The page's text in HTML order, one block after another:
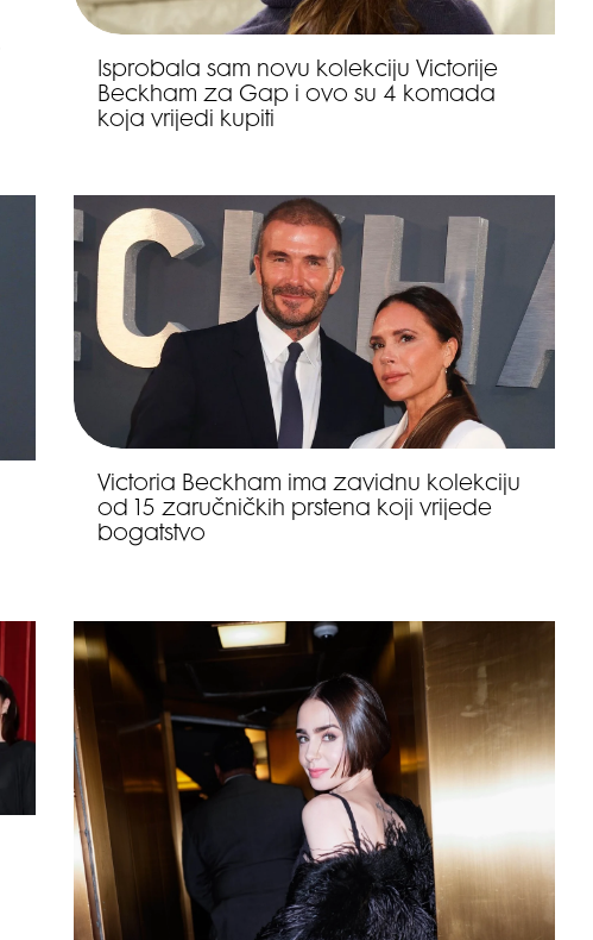
Isprobala sam novu kolekciju Victorije
Beckham za Gap i ovo su 4 komada
koja vrijedi kupiti
Victoria Beckham ima zavidnu kolekciju
od 15 zaručničkih prstena koji vrijede
bogatstvo